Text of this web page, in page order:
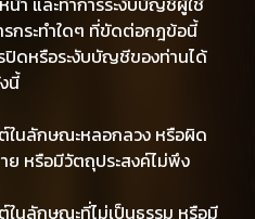
รกระทำใดๆ ที่ขัดต่อกฎข้อนี้
ปิดหรือระงับบัญชีของท่านได้
นี้
ต์ในลักษณะหลอกลวง หรือผิด
หรือมีวัตถุประสงค์ไม่พึง
ในลักษณะที่ไม่เป็นธรรม หรือมี